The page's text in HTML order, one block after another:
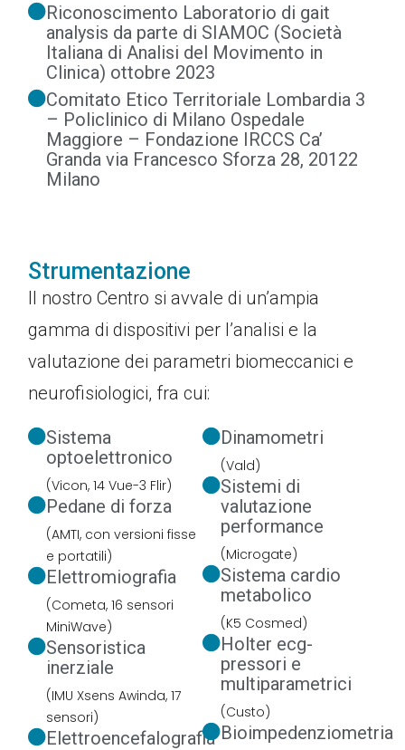
Riconoscimento Laboratorio di gait
analysis da parte di SIAMOC (Società
Italiana di Analisi del Movimento in
Clinica) ottobre 2023
Comitato Etico Territoriale Lombardia 3
– Policlinico di Milano Ospedale
Maggiore – Fondazione IRCCS Ca’
Granda via Francesco Sforza 28, 20122
Milano
Strumentazione
Il nostro Centro si avvale di un’ampia
gamma di dispositivi per l’analisi e la
valutazione dei parametri biomeccanici e
neurofisiologici, fra cui:
Sistema
optoelettronico
(Vicon, 14 Vue-3 Flir)
Pedane di forza
(AMTI, con versioni fisse
e portatili)
Elettromiografia
(Cometa, 16 sensori
MiniWave)
Sensoristica
inerziale
(IMU Xsens Awinda, 17
sensori)
Elettroencefalografia
Dinamometri
(Vald)
Sistemi di
valutazione
performance
(Microgate)
Sistema cardio
metabolico
(K5 Cosmed)
Holter ecg-
pressori e
multiparametrici
(Custo)
Bioimpedenziometria